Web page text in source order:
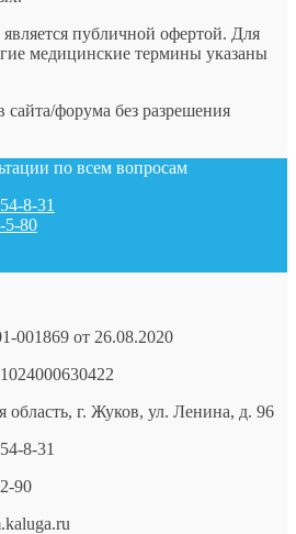
публичной офертой. Для
медицинские термины указаны
форума без разрешения
по всем вопросам
8-31
5-80
001869 от 26.08.2020
область, г. Жуков, ул. Ленина, д. 96
8-31
90